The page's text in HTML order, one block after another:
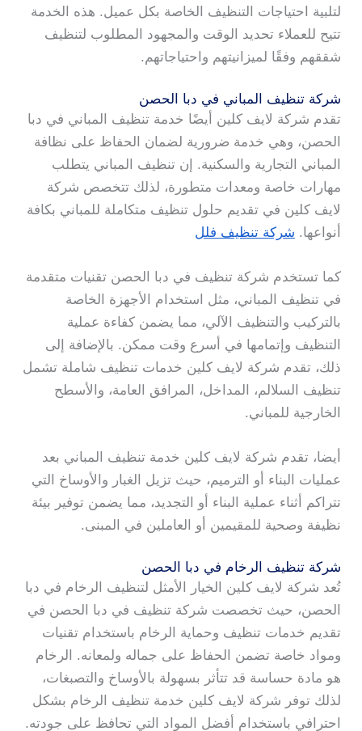
لتلبية احتياجات التنظيف الخاصة بكل عميل. هذه الخدمة
تتيح للعملاء تحديد الوقت والمجهود المطلوب لتنظيف
شققهم وفقًا لميزانيتهم واحتياجاتهم.
شركة تنظيف المباني في دبا الحصن
تقدم شركة لايف كلين أيضًا خدمة تنظيف المباني في دبا
الحصن، وهي خدمة ضرورية لضمان الحفاظ على نظافة
المباني التجارية والسكنية. إن تنظيف المباني يتطلب
مهارات خاصة ومعدات متطورة، لذلك تتخصص شركة
لايف كلين في تقديم حلول تنظيف متكاملة للمباني بكافة
أنواعها. شركة تنظيف فلل
كما تستخدم شركة تنظيف في دبا الحصن تقنيات متقدمة
في تنظيف المباني، مثل استخدام الأجهزة الخاصة
بالتركيب والتنظيف الآلي، مما يضمن كفاءة عملية
التنظيف وإتمامها في أسرع وقت ممكن. بالإضافة إلى
ذلك، تقدم شركة لايف كلين خدمات تنظيف شاملة تشمل
تنظيف السلالم، المداخل، المرافق العامة، والأسطح
الخارجية للمباني.
أيضا، تقدم شركة لايف كلين خدمة تنظيف المباني بعد
عمليات البناء أو الترميم، حيث تزيل الغبار والأوساخ التي
تتراكم أثناء عملية البناء أو التجديد، مما يضمن توفير بيئة
نظيفة وصحية للمقيمين أو العاملين في المبنى.
شركة تنظيف الرخام في دبا الحصن
تُعد شركة لايف كلين الخيار الأمثل لتنظيف الرخام في دبا
الحصن، حيث تخصصت شركة تنظيف في دبا الحصن في
تقديم خدمات تنظيف وحماية الرخام باستخدام تقنيات
ومواد خاصة تضمن الحفاظ على جماله ولمعانه. الرخام
هو مادة حساسة قد تتأثر بسهولة بالأوساخ والتصبغات،
لذلك توفر شركة لايف كلين خدمة تنظيف الرخام بشكل
احترافي باستخدام أفضل المواد التي تحافظ على جودته.